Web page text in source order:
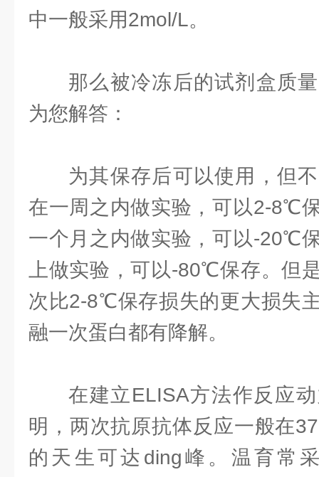
中一般采用2mol/L。
那么被冷冻后的试剂盒质
为您解答：
为其保存后可以使用，但
在一周之内做实验，可以2-8℃
一个月之内做实验，可以-20℃
上做实验，可以-80℃保存。但
次比2-8℃保存损失的更大损失
融一次蛋白都有降解。
在建立ELISA方法作反应
明，两次抗原抗体反应一般在
的天生可达ding峰。温育常